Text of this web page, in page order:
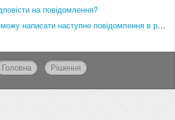
на повідомлення?
Я VIP-учасник і не можу написати наступне повідомлення в розмові.
Головна Рішення